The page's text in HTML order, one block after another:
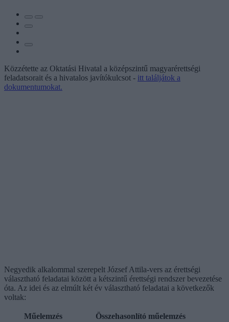
Közzétette az Oktatási Hivatal a középszintű magyarérettségi
feladatsorait és a hivatalos javítókulcsot - itt találjátok a
dokumentumokat.
Negyedik alkalommal szerepelt József Attila-vers az érettségi
választható feladatai között a kétszintű érettségi rendszer bevezetése
óta. Az idei és az elmúlt két év választható feladatai a következők
voltak:
Műelemzés
Összehasonlító műelemzés